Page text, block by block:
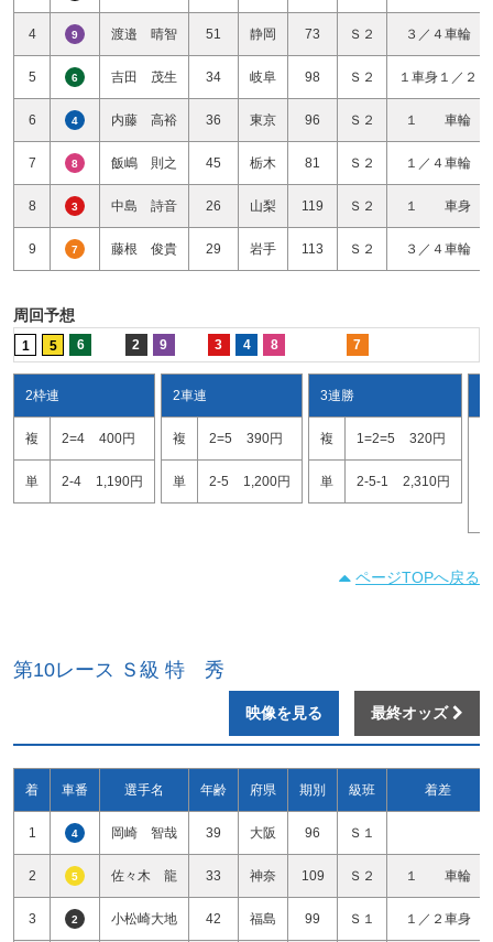
4 9 渡邉 晴智 51 静岡 73 Ｓ２ ３／４車輪
5 6 吉田 茂生 34 岐阜 98 Ｓ２ １車身１／２
6 4 内藤 高裕 36 東京 96 Ｓ２ １ 車輪
7 8 飯嶋 則之 45 栃木 81 Ｓ２ １／４車輪
8 3 中島 詩音 26 山梨 119 Ｓ２ １ 車身
9 7 藤根 俊貴 29 岩手 113 Ｓ２ ３／４車輪
周回予想
1 5 6 2 9 3 4 8 7
2枠連
複 2=4 400円
単 2-4 1,190円
2車連
複 2=5 390円
単 2-5 1,200円
3連勝
複 1=2=5 320円
単 2-5-1 2,310円
ページTOPへ戻る
第10レース Ｓ級 特 秀
映像を見る 最終オッズ
着 車番 選手名 年齢 府県 期別 級班 着差
1 4 岡崎 智哉 39 大阪 96 Ｓ１
2 5 佐々木 龍 33 神奈 109 Ｓ２ １ 車輪
3 2 小松崎大地 42 福島 99 Ｓ１ １／２車身